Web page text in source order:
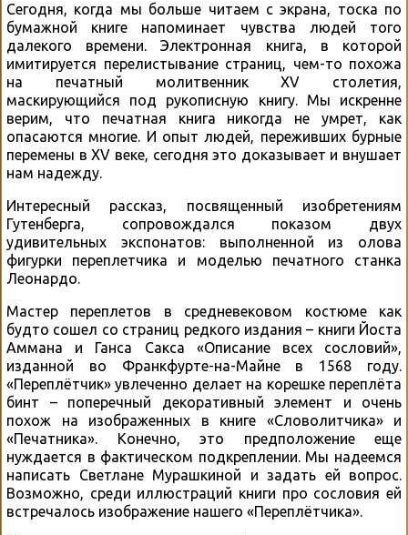
Сегодня, когда мы больше читаем с экрана, тоска по
бумажной книге напоминает чувства людей того
далекого времени. Электронная книга, в которой
имитируется перелистывание страниц, чем-то похожа
на печатный молитвенник XV столетия,
маскирующийся под рукописную книгу. Мы искренне
верим, что печатная книга никогда не умрет, как
опасаются многие. И опыт людей, переживших бурные
перемены в XV веке, сегодня это доказывает и внушает
нам надежду.
Интересный рассказ, посвященный изобретениям
Гутенберга, сопровождался показом двух
удивительных экспонатов: выполненной из олова
фигурки переплетчика и моделью печатного станка
Леонардо.
Мастер переплетов в средневековом костюме как
будто сошел со страниц редкого издания – книги Йоста
Аммана и Ганса Сакса «Описание всех сословий»,
изданной во Франкфурте-на-Майне в 1568 году.
«Переплётчик» увлеченно делает на корешке переплёта
бинт – поперечный декоративный элемент и очень
похож на изображенных в книге «Словолитчика» и
«Печатника». Конечно, это предположение еще
нуждается в фактическом подкреплении. Мы надеемся
написать Светлане Мурашкиной и задать ей вопрос.
Возможно, среди иллюстраций книги про сословия ей
встречалось изображение нашего «Переплётчика».